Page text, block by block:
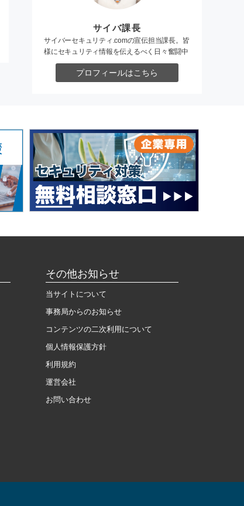
サイバ課長
サイバーセキュリティ.comの宣伝担当課長。皆
様にセキュリティ情報を伝えるべく日々奮闘中
プロフィールはこちら
その他お知らせ
当サイトについて
事務局からのお知らせ
コンテンツの二次利用について
個人情報保護方針
利用規約
運営会社
お問い合わせ